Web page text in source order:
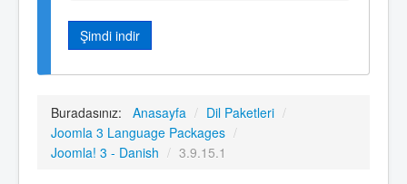
Şimdi indir
Buradasınız: Anasayfa / Dil Paketleri /
Joomla 3 Language Packages /
Joomla! 3 - Danish / 3.9.15.1